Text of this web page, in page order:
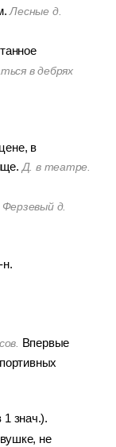
Лесные д.
в дебрях
в
Д. в театре.
Ферзевый д.
н.
Впервые
1 знач.).
не